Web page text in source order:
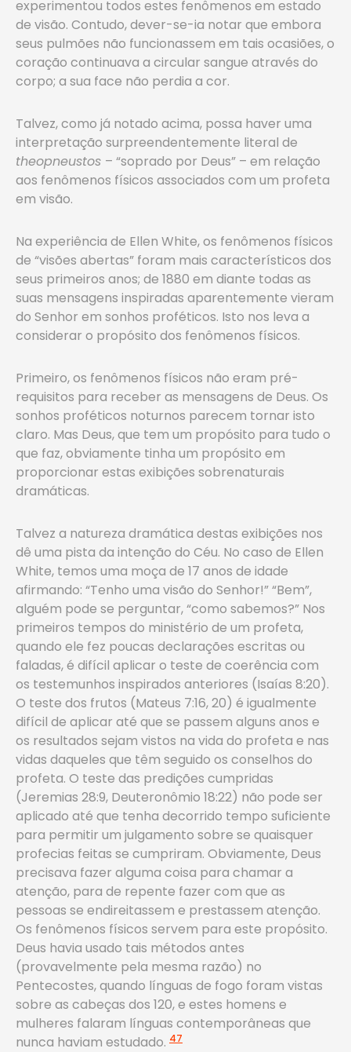
experimentou todos estes fenômenos em estado
de visão. Contudo, dever-se-ia notar que embora
seus pulmões não funcionassem em tais ocasiões, o
coração continuava a circular sangue através do
corpo; a sua face não perdia a cor.
Talvez, como já notado acima, possa haver uma
interpretação surpreendentemente literal de
theopneustos – “soprado por Deus” – em relação
aos fenômenos físicos associados com um profeta
em visão.
Na experiência de Ellen White, os fenômenos físicos
de “visões abertas” foram mais característicos dos
seus primeiros anos; de 1880 em diante todas as
suas mensagens inspiradas aparentemente vieram
do Senhor em sonhos proféticos. Isto nos leva a
considerar o propósito dos fenômenos físicos.
Primeiro, os fenômenos físicos não eram pré-
requisitos para receber as mensagens de Deus. Os
sonhos proféticos noturnos parecem tornar isto
claro. Mas Deus, que tem um propósito para tudo o
que faz, obviamente tinha um propósito em
proporcionar estas exibições sobrenaturais
dramáticas.
Talvez a natureza dramática destas exibições nos
dê uma pista da intenção do Céu. No caso de Ellen
White, temos uma moça de 17 anos de idade
afirmando: “Tenho uma visão do Senhor!” “Bem”,
alguém pode se perguntar, “como sabemos?” Nos
primeiros tempos do ministério de um profeta,
quando ele fez poucas declarações escritas ou
faladas, é difícil aplicar o teste de coerência com
os testemunhos inspirados anteriores (Isaías 8:20).
O teste dos frutos (Mateus 7:16, 20) é igualmente
difícil de aplicar até que se passem alguns anos e
os resultados sejam vistos na vida do profeta e nas
vidas daqueles que têm seguido os conselhos do
profeta. O teste das predições cumpridas
(Jeremias 28:9, Deuteronômio 18:22) não pode ser
aplicado até que tenha decorrido tempo suficiente
para permitir um julgamento sobre se quaisquer
profecias feitas se cumpriram. Obviamente, Deus
precisava fazer alguma coisa para chamar a
atenção, para de repente fazer com que as
pessoas se endireitassem e prestassem atenção.
Os fenômenos físicos servem para este propósito.
Deus havia usado tais métodos antes
(provavelmente pela mesma razão) no
Pentecostes, quando línguas de fogo foram vistas
sobre as cabeças dos 120, e estes homens e
mulheres falaram línguas contemporâneas que
nunca haviam estudado. 47